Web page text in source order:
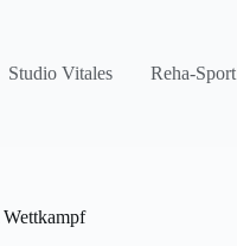
Studio Vitales Reha-Sport
Wettkampf